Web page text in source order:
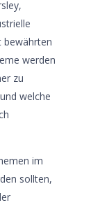
bewährten
werden
zu
welche
im
sollten,